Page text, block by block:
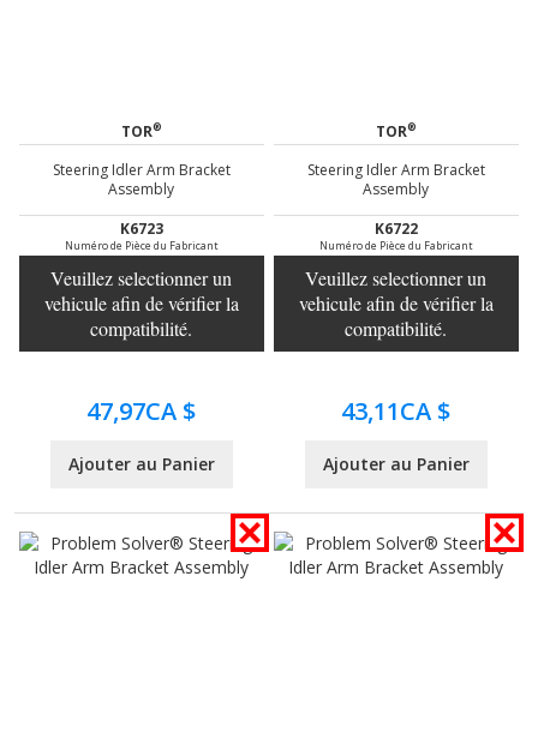
TOR®
Steering Idler Arm Bracket
Assembly
K6723
Numéro de Pièce du Fabricant
Veuillez selectionner un
vehicule afin de vérifier la
compatibilité.
47,97CA $
Ajouter au Panier
TOR®
Steering Idler Arm Bracket
Assembly
K6722
Numéro de Pièce du Fabricant
Veuillez selectionner un
vehicule afin de vérifier la
compatibilité.
43,11CA $
Ajouter au Panier